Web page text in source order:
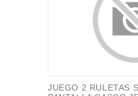
JUEGO 2 RULETAS